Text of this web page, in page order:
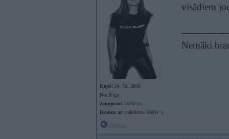
Kopš: 24. Jul 2008
No: Rīga
Ziņojumi: 1879753
Braucu ar: nekrāsotu BMW :(
visādiem
Nemāki